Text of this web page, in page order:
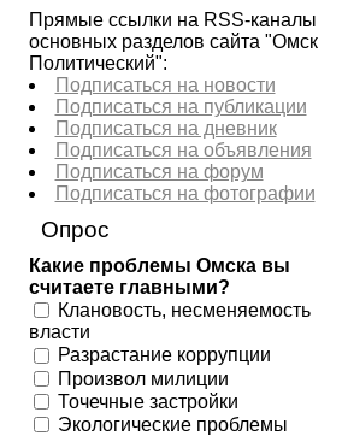
Прямые ссылки на RSS-каналы
основных разделов сайта "Омск
Политический":
Подписаться на новости
Подписаться на публикации
Подписаться на дневник
Подписаться на объявления
Подписаться на форум
Подписаться на фотографии
Опрос
Какие проблемы Омска вы
считаете главными?
Клановость, несменяемость
власти
Разрастание коррупции
Произвол милиции
Точечные застройки
Экологические проблемы